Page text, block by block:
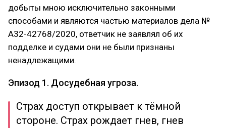
добыты мною исключительно законными
способами и являются частью материалов дела №
А32-42768/2020, ответчик не заявлял об их
подделке и судами они не были признаны
ненадлежащими.
Эпизод 1. Досудебная угроза.
Страх доступ открывает к тёмной
стороне. Страх рождает гнев, гнев